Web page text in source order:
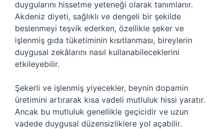
duygularını hissetme yeteneği olarak tanımlanır.
Akdeniz diyeti, sağlıklı ve dengeli bir şekilde
beslenmeyi teşvik ederken, özellikle şeker ve
işlenmiş gıda tüketiminin kısıtlanması, bireylerin
duygusal zekâlarını nasıl kullanabileceklerini
etkileyebilir.
Şekerli ve işlenmiş yiyecekler, beynin dopamin
üretimini artırarak kısa vadeli mutluluk hissi yaratır.
Ancak bu mutluluk genellikle geçicidir ve uzun
vadede duygusal düzensizliklere yol açabilir.